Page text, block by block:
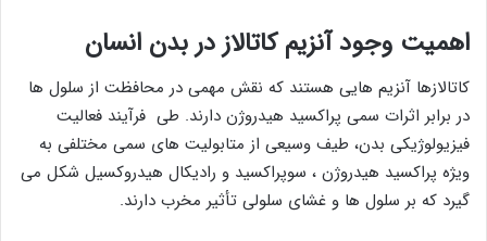
اهمیت وجود آنزیم کاتالاز در بدن انسان
کاتالازها آنزیم هایی هستند که نقش مهمی در محافظت از سلول ها
در برابر اثرات سمی پراکسید هیدروژن دارند. طی فرآیند فعالیت
فیزیولوژیکی بدن، طیف وسیعی از متابولیت های سمی مختلفی به
ویژه پراکسید هیدروژن ، سوپراکسید و رادیکال هیدروکسیل شکل می
گیرد که بر سلول ها و غشای سلولی تأثیر مخرب دارند.